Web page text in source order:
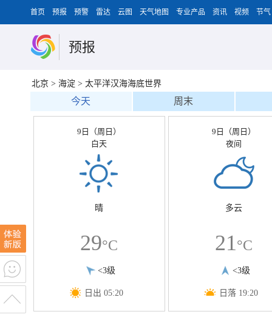
首页 预报 预警 雷达 云图 天气地图 专业产品 资讯 视频 节气
预报
北京 > 海淀 > 太平洋汉海海底世界
今天 周末
9日（周日）
白天
晴
29°C
<3级
日出 05:20
9日（周日）
夜间
多云
21°C
<3级
日落 19:20